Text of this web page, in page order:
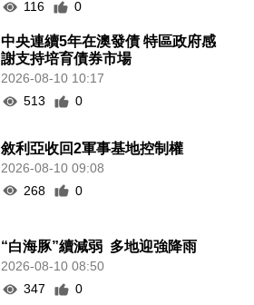
116
0
中央連續5年在澳發債 特區政府感
謝支持培育債券市場
2026-08-10 10:17
513
0
敘利亞收回2軍事基地控制權
2026-08-10 09:08
268
0
“白海豚”續減弱 多地迎強降雨
2026-08-10 08:50
347
0